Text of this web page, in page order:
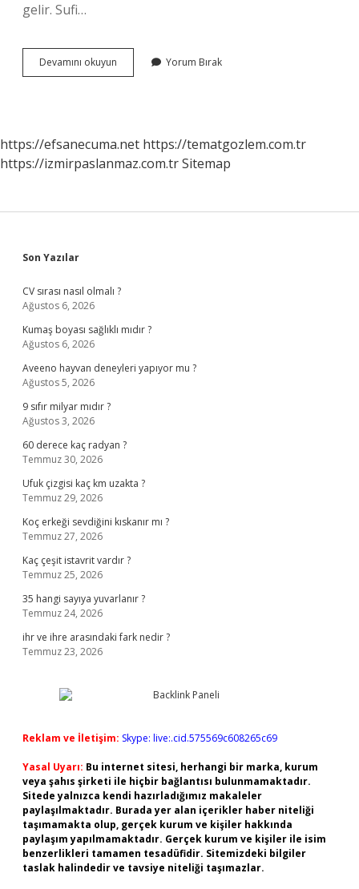
gelir. Sufi…
Devamını okuyun
Dil
Yorum Bırak
https://efsanecuma.net https://tematgozlem.com.tr
https://izmirpaslanmaz.com.trSitemap
Sidebar
Son Yazılar
CV sırası nasıl olmalı ?
Ağustos 6, 2026
Kumaş boyası sağlıklı mıdır ?
Ağustos 6, 2026
Aveeno hayvan deneyleri yapıyor mu ?
Ağustos 5, 2026
9 sıfır milyar mıdır ?
Ağustos 3, 2026
60 derece kaç radyan ?
Temmuz 30, 2026
Ufuk çizgisi kaç km uzakta ?
Temmuz 29, 2026
Koç erkeği sevdiğini kıskanır mı ?
Temmuz 27, 2026
Kaç çeşit istavrit vardır ?
Temmuz 25, 2026
35 hangi sayıya yuvarlanır ?
Temmuz 24, 2026
ihr ve ihre arasındaki fark nedir ?
Temmuz 23, 2026
Reklam ve İletişim: Skype: live:.cid.575569c608265c69
Yasal Uyarı: Bu internet sitesi, herhangi bir marka, kurum
veya şahıs şirketi ile hiçbir bağlantısı bulunmamaktadır.
Sitede yalnızca kendi hazırladığımız makaleler
paylaşılmaktadır. Burada yer alan içerikler haber niteliği
taşımamakta olup, gerçek kurum ve kişiler hakkında
paylaşım yapılmamaktadır. Gerçek kurum ve kişiler ile isim
benzerlikleri tamamen tesadüfidir. Sitemizdeki bilgiler
taslak halindedir ve tavsiye niteliği taşımazlar.